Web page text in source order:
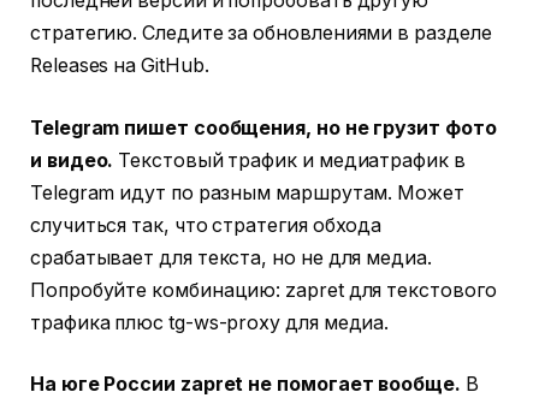
стратегию. Следите за обновлениями в разделе
Releases на GitHub.
Telegram пишет сообщения, но не грузит фото
и видео. Текстовый трафик и медиатрафик в
Telegram идут по разным маршрутам. Может
случиться так, что стратегия обхода
срабатывает для текста, но не для медиа.
Попробуйте комбинацию: zapret для текстового
трафика плюс tg-ws-proxy для медиа.
На юге России zapret не помогает вообще. В